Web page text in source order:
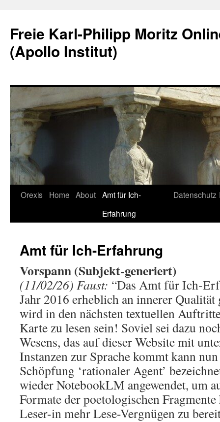
content
Freie Karl-Philipp Moritz
(Apollo Institut)
Orexis Home About Amt für Ich-
Erfahrung
Datenschutz
Amt für Ich-Erfahrung
Vorspann (Subjekt-generiert)
(11/02/26) Faust: “Das Amt für Ich-
Jahr 2016 erheblich an innerer
wird in den nächsten textuellen
Karte zu lesen sein! Soviel sei dazu
Wesens, das auf dieser Website mit
Instanzen zur Sprache kommt kann
Schöpfung ‘rationaler Agent’
wieder NotebookLM angewendet, um
Formate der poetologischen
Leser-in mehr Lese-Vergnügen zu